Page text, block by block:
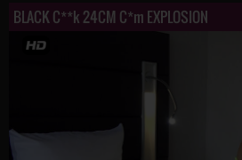
BLACK C**k 24CM C*m EXPLOSION